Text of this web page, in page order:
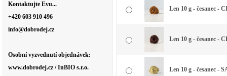
Kontaktujte Evu...
+420 603 910 496
info@dobrodej.cz
Osobní vyzvednutí objednávek:
www.dobrodej.cz / InBIO s.r.o.
Len 10 g - česanec -
Len 10 g - česanec -
Len 10 g - česanec -